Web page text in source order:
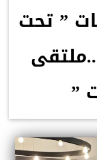
” تحت
”